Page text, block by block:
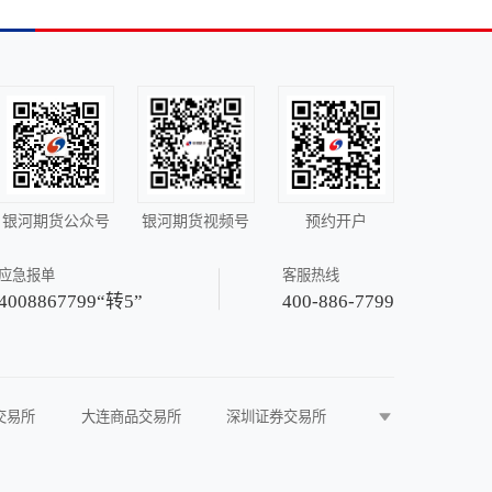
银河期货公众号 银河期货视频号 预约开户
急报单
转5”
客服热线
400-886-7799
易所 大连商品交易所
深圳证券交易所